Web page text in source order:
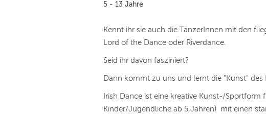
WIEN
ZÜRICH
REGIONEN
5 - 13 Jahre
Kennt ihr sie auch die TänzerInnen mit den
Lord of the Dance oder Riverdance.
Seid ihr davon fasziniert?
Dann kommt zu uns und lernt die "Kunst" des
Irish Dance ist eine kreative Kunst-/Sportform
Kinder/Jugendliche ab 5 Jahren) mit einen